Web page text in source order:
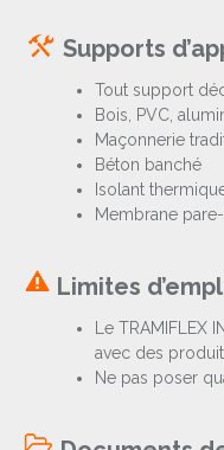
Supports
Tout support
Bois, PVC,
Maçonnerie
Béton banché
Isolant
Membrane
Limites
Le TRAMIFLEX
avec des
Ne pas poser